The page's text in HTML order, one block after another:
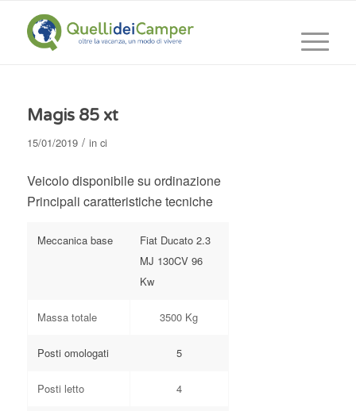
Magis 85 xt
15/01/2019 / in ci
Veicolo disponibile su ordinazione
Principali caratteristiche tecniche
Meccanica base
Fiat Ducato 2.3
MJ 130CV 96
Kw
Massa totale 3500 Kg
Posti omologati 5
Posti letto 4